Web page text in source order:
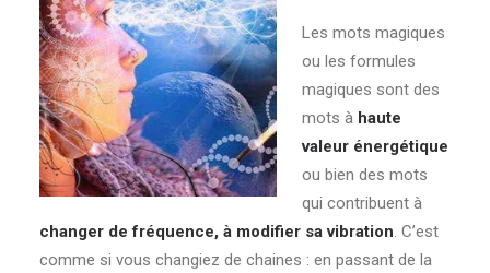
Les mots magiques
ou les formules
magiques sont des
mots à haute
valeur énergétique
ou bien des mots
qui contribuent à
changer de fréquence, à modifier sa vibration. C’est
comme si vous changiez de chaines : en passant de la